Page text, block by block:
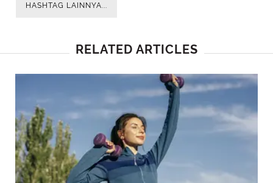
HASHTAG LAINNYA...
RELATED ARTICLES